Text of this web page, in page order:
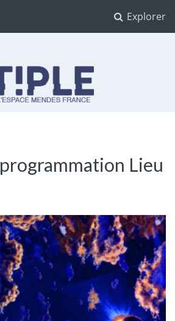
Explorer
programmation Lieu